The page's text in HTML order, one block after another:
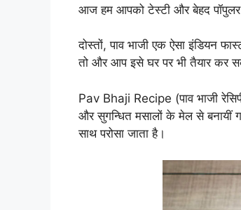
आज हम आपको टेस्टी और बेहद पॉपुलर
दोस्तों, पाव भाजी एक ऐसा इंडियन
तो और आप इसे घर पर भी तैयार कर
Pav Bhaji Recipe (पाव भाजी
और सुगन्धित मसालों के मेल से बनायीं
साथ परोसा जाता है।